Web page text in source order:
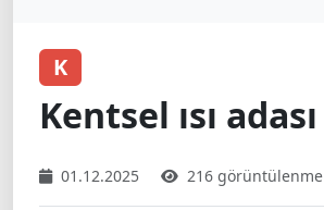
K
Kentsel ısı adası
01.12.2025 216 görüntülenme